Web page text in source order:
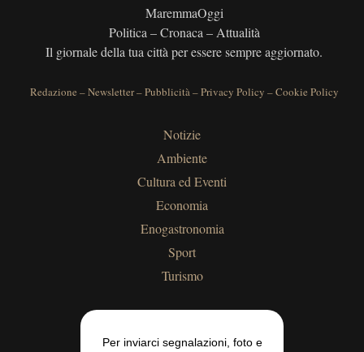
MaremmaOggi
Politica – Cronaca – Attualità
Il giornale della tua città per essere sempre aggiornato.
Redazione –Newsletter–Pubblicità–Privacy Policy –Cookie Policy
Notizie
Ambiente
Cultura ed Eventi
Economia
Enogastronomia
Sport
Turismo
Per inviarci segnalazioni, foto e